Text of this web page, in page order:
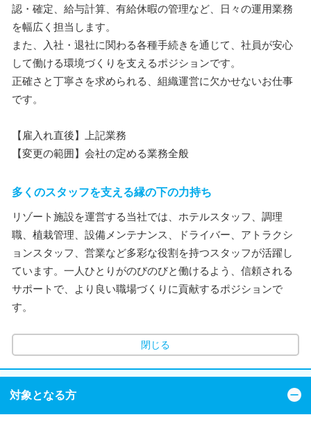
認・確定、給与計算、有給休暇の管理など、日々の運用業務
を幅広く担当します。
また、入社・退社に関わる各種手続きを通じて、社員が安心
して働ける環境づくりを支えるポジションです。
正確さと丁寧さを求められる、組織運営に欠かせないお仕事
です。
【雇入れ直後】上記業務
【変更の範囲】会社の定める業務全般
多くのスタッフを支える縁の下の力持ち
リゾート施設を運営する当社では、ホテルスタッフ、調理
職、植栽管理、設備メンテナンス、ドライバー、アトラクシ
ョンスタッフ、営業など多彩な役割を持つスタッフが活躍し
ています。一人ひとりがのびのびと働けるよう、信頼される
サポートで、より良い職場づくりに貢献するポジションで
す。
閉じる
対象となる方